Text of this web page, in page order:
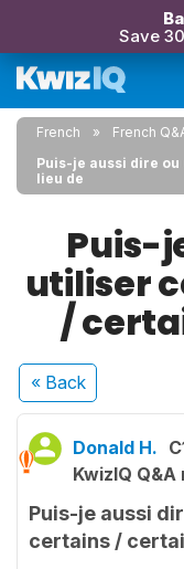
Save
French
French
Puis-je aussi dire
lieu de
Puis-
utiliser
/
« Back
Donald H.
KwizIQ
Puis-je aussi
certains /